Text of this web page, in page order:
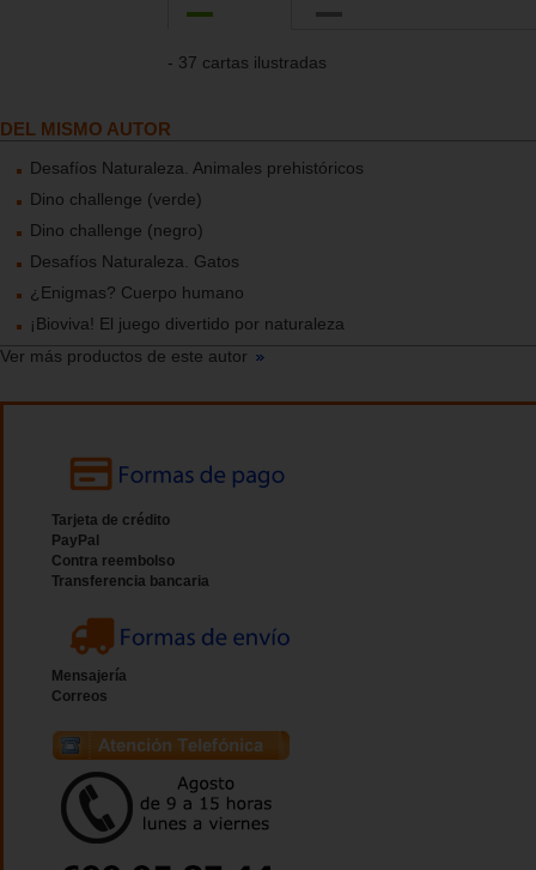
- 37 cartas ilustradas
DEL MISMO AUTOR
Desafíos Naturaleza. Animales prehistóricos
Dino challenge (verde)
Dino challenge (negro)
Desafíos Naturaleza. Gatos
¿Enigmas? Cuerpo humano
¡Bioviva! El juego divertido por naturaleza
Ver más productos de este autor
Tarjeta de crédito
PayPal
Contra reembolso
Transferencia bancaria
Mensajería
Correos